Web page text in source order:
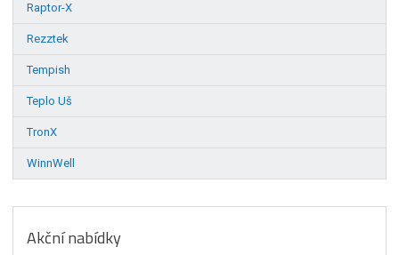
Raptor-X
Rezztek
Tempish
Teplo Uš
TronX
WinnWell
Akční nabídky